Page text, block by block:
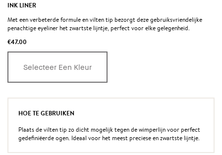
INK LINER
Met een verbeterde formule en vilten tip bezorgt deze gebruiksvriendelijke
penachtige eyeliner het zwartste lijntje, perfect voor elke gelegenheid.
€47.00
Selecteer Een Kleur
HOE TE GEBRUIKEN
Plaats de vilten tip zo dicht mogelijk tegen de wimperlijn voor perfect
gedefiniëerde ogen. Ideaal voor het meest preciese en zwartste lijntje.